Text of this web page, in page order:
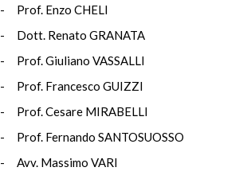
- Prof. Enzo CHELI
- Dott. Renato GRANATA
- Prof. Giuliano VASSALLI
- Prof. Francesco GUIZZI
- Prof. Cesare MIRABELLI
- Prof. Fernando SANTOSUOSSO
- Avv. Massimo VARI